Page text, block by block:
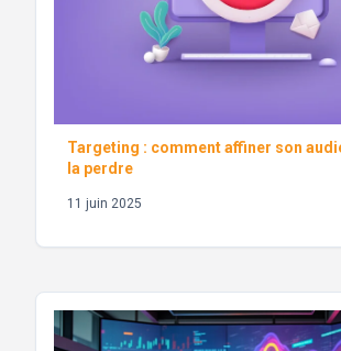
Targeting : comment affiner son
la perdre
11 juin 2025